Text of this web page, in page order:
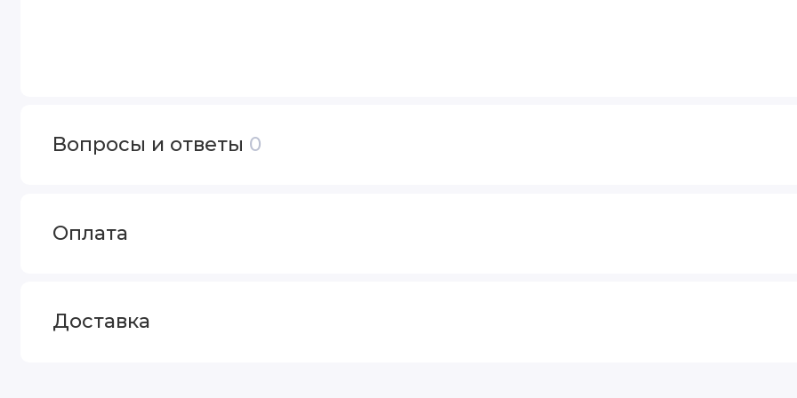
Вопросы и ответы 0
Оплата
Доставка